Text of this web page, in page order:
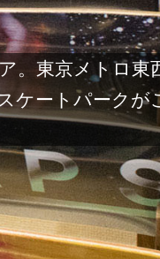
。東京メトロ東
ケートパークが